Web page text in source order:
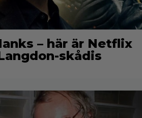
– här är Netflix
skådis